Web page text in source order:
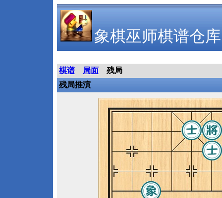
象棋巫师棋谱仓库
棋谱 局面
残局
残局推演